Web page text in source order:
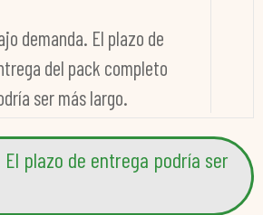
demanda. El plazo de
del pack completo
ser más largo.
El plazo de entrega podría ser